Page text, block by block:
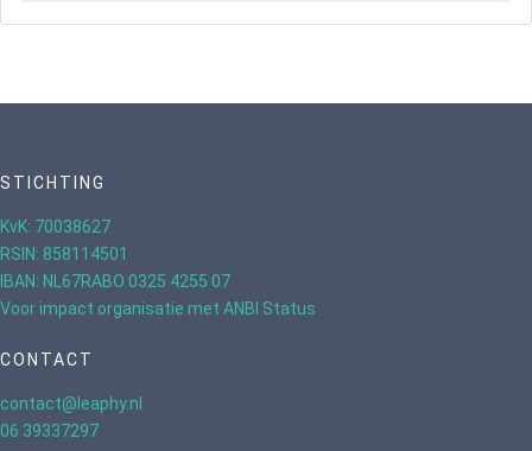
STICHTING
KvK: 70038627
RSIN: 858114501
IBAN: NL67RABO 0325 4255 07
Voor impact organisatie met ANBI Status
CONTACT
contact@leaphy.nl
06 39337297